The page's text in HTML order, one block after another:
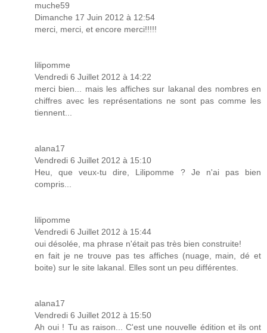
muche59
Dimanche 17 Juin 2012 à 12:54
merci, merci, et encore merci!!!!!
lilipomme
Vendredi 6 Juillet 2012 à 14:22
merci bien... mais les affiches sur lakanal des nombres en
chiffres avec les représentations ne sont pas comme les
tiennent...
alana17
Vendredi 6 Juillet 2012 à 15:10
Heu, que veux-tu dire, Lilipomme ? Je n'ai pas bien
compris...
lilipomme
Vendredi 6 Juillet 2012 à 15:44
oui désolée, ma phrase n'était pas très bien construite!
en fait je ne trouve pas tes affiches (nuage, main, dé et
boite) sur le site lakanal. Elles sont un peu différentes.
alana17
Vendredi 6 Juillet 2012 à 15:50
Ah oui ! Tu as raison... C'est une nouvelle édition et ils ont